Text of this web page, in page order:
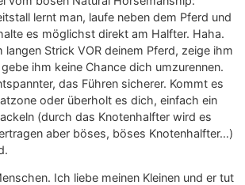
lernt man, laufe neben dem Pferd und
es möglichst direkt am Halfter. Haha.
Strick VOR deinem Pferd, zeige ihm
ihm keine Chance dich umzurennen.
das Führen sicherer. Kommt es
oder überholt es dich, einfach ein
(durch das Knotenhalfter wird es
aber böses, böses Knotenhalfter…)
Ich liebe meinen Kleinen und er tut